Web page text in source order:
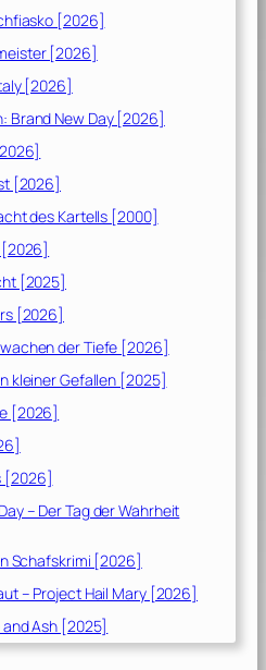
[2026]
[2026]
[2026]
Brand New Day [2026]
[2026]
des Kartells [2000]
[2026]
[2025]
[2026]
der Tiefe [2026]
kleiner Gefallen [2025]
[2026]
[2026]
– Der Tag der Wahrheit
Schafskrimi [2026]
– Project Hail Mary [2026]
and Ash [2025]